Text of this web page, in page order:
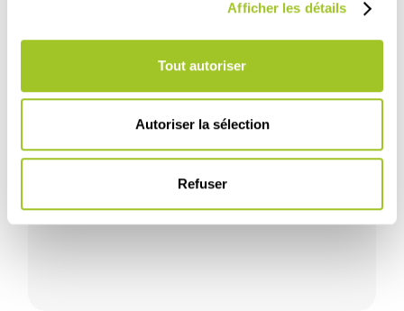
Afficher les détails
Tout autoriser
Autoriser la sélection
Refuser
Végétal
Economisez l'azote : un sujet d'actualité